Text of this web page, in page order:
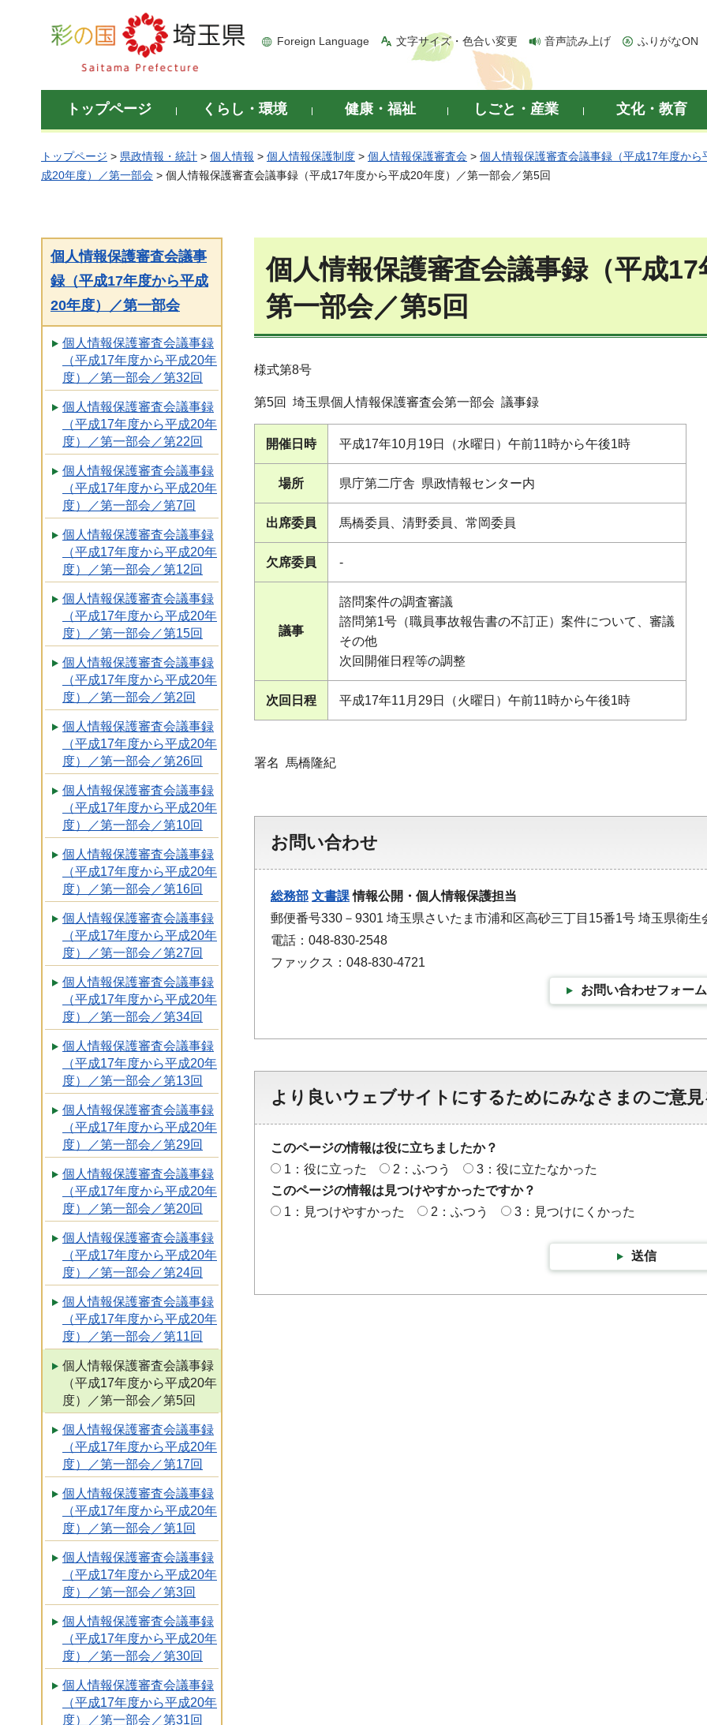
彩の国 埼玉県
Foreign Language 文字サイズ・色合い変更 音声読み上げ ふりがなON
トップページ くらし・環境 健康・福祉 しごと・産業 文化・教育
トップページ > 県政情報・統計 > 個人情報 > 個人情報保護制度 > 個人情報保護審査会 > 個人情報保護審査会議事録（平成17年度から
成20年度）／第一部会 > 個人情報保護審査会議事録（平成17年度から平成20年度）／第一部会／第5回
個人情報保護審査会議事
録（平成17年度から平成
20年度）／第一部会
個人情報保護審査会議事録
（平成17年度から平成20年
度）／第一部会／第32回
個人情報保護審査会議事録
（平成17年度から平成20年
度）／第一部会／第22回
個人情報保護審査会議事録
（平成17年度から平成20年
度）／第一部会／第7回
個人情報保護審査会議事録
（平成17年度から平成20年
度）／第一部会／第12回
個人情報保護審査会議事録
（平成17年度から平成20年
度）／第一部会／第15回
個人情報保護審査会議事録
（平成17年度から平成20年
度）／第一部会／第2回
個人情報保護審査会議事録
（平成17年度から平成20年
度）／第一部会／第26回
個人情報保護審査会議事録
（平成17年度から平成20年
度）／第一部会／第10回
個人情報保護審査会議事録
（平成17年度から平成20年
度）／第一部会／第16回
個人情報保護審査会議事録
（平成17年度から平成20年
度）／第一部会／第27回
個人情報保護審査会議事録
（平成17年度から平成20年
度）／第一部会／第34回
個人情報保護審査会議事録
（平成17年度から平成20年
度）／第一部会／第13回
個人情報保護審査会議事録
（平成17年度から平成20年
度）／第一部会／第29回
個人情報保護審査会議事録
（平成17年度から平成20年
度）／第一部会／第20回
個人情報保護審査会議事録
（平成17年度から平成20年
度）／第一部会／第24回
個人情報保護審査会議事録
（平成17年度から平成20年
度）／第一部会／第11回
個人情報保護審査会議事録
（平成17年度から平成20年
度）／第一部会／第5回
個人情報保護審査会議事録
（平成17年度から平成20年
度）／第一部会／第17回
個人情報保護審査会議事録
（平成17年度から平成20年
度）／第一部会／第1回
個人情報保護審査会議事録
（平成17年度から平成20年
度）／第一部会／第3回
個人情報保護審査会議事録
（平成17年度から平成20年
度）／第一部会／第30回
個人情報保護審査会議事録
（平成17年度から平成20年
度）／第一部会／第31回
個人情報保護審査会議事録（平成
第一部会／第5回
様式第8号
第5回 埼玉県個人情報保護審査会第一部会 議事録
開催日時 平成17年10月19日（水曜日）午前11時から午後1時
場所 県庁第二庁舎 県政情報センター内
出席委員 馬橋委員、清野委員、常岡委員
欠席委員 -
議事
諮問案件の調査審議
諮問第1号（職員事故報告書の不訂正）案件について、審議
その他
次回開催日程等の調整
次回日程 平成17年11月29日（火曜日）午前11時から午後1時
署名 馬橋隆紀
お問い合わせ
総務部 文書課情報公開・個人情報保護担当
郵便番号330－9301 埼玉県さいたま市浦和区高砂三丁目15番1号 埼玉県衛生
電話：048-830-2548
ファックス：048-830-4721
お問い合わせフォーム
より良いウェブサイトにするためにみなさまのご意
このページの情報は役に立ちましたか？
1：役に立った
2：ふつう
3：役に立たなかった
このページの情報は見つけやすかったですか？
1：見つけやすかった
2：ふつう 3：見つけにくかった
送信